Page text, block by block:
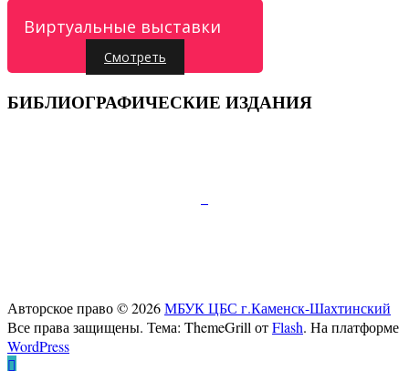
Виртуальные выставки
Смотреть
БИБЛИОГРАФИЧЕСКИЕ ИЗДАНИЯ
Авторское право © 2026МБУК ЦБС г.Каменск-Шахтинский
Все права защищены. Тема: ThemeGrill отFlash. На платформе
WordPress